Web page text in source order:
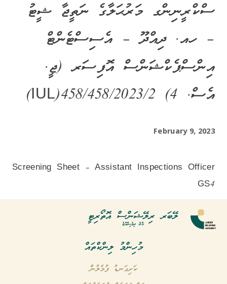
ސްކްރީނިންގ މަރުޙަލާގެ ނަތީޖާ ޝީޓު
– ހއ. ދިއްދޫ – އެސިސްޓެންޓް
އިންސްޕެކްޝަންސް އޮފިސަރ (ޖީ.
އެސް. 4) IUL)458/458/2023/2)
February 9, 2023
Screening Sheet – Assistant Inspections Officer
GS4
ލޭބަރ ރިލޭޝަންސް އޮތޯރިޓީ
މާލެ، ދިވެހިރާއްޖެ
މުހިންމު ލިންކްތައް
ކަށިގަނޑު ފުމެލުން